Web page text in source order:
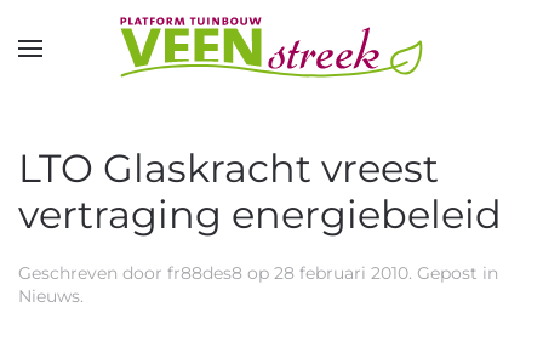
Overslaan en naar de inhoud gaan
LTO Glaskracht vreest
vertraging energiebeleid
Geschreven door fr88des8 op 28 februari 2010. Gepost in
Nieuws.